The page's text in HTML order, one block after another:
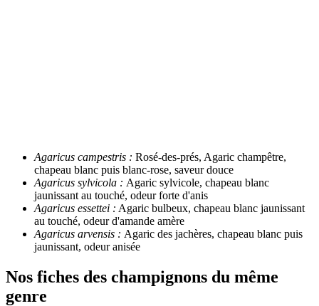
Agaricus campestris : Rosé-des-prés, Agaric champêtre,
chapeau blanc puis blanc-rose, saveur douce
Agaricus sylvicola : Agaric sylvicole, chapeau blanc
jaunissant au touché, odeur forte d'anis
Agaricus essettei : Agaric bulbeux, chapeau blanc jaunissant
au touché, odeur d'amande amère
Agaricus arvensis : Agaric des jachères, chapeau blanc puis
jaunissant, odeur anisée
Nos fiches des champignons du même
genre